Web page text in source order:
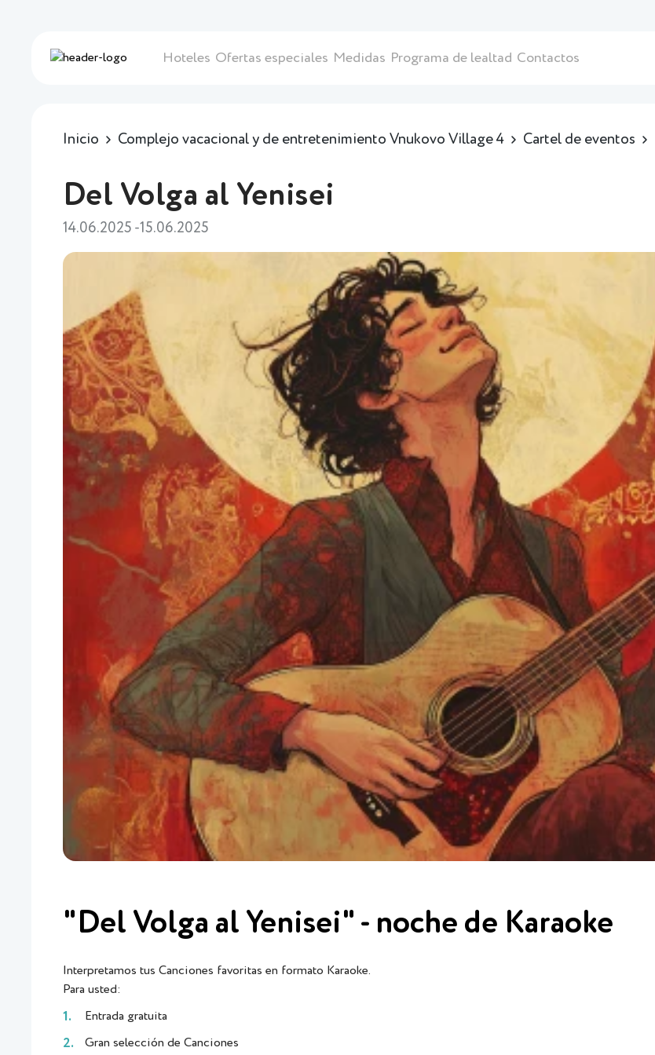
Hoteles Ofertas especiales Medidas Programa de lealtad Contactos
Inicio Complejo vacacional y de entretenimiento Vnukovo Village 4 Cartel de eventos
Del Volga al Yenisei
14.06.2025 -15.06.2025
"Del Volga al Yenisei" - noche de Karaoke
Interpretamos tus Canciones favoritas en formato Karaoke.
Para usted:
Entrada gratuita
Gran selección de Canciones